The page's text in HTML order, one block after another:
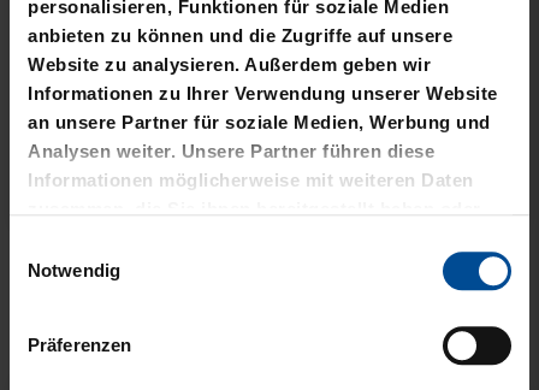
personalisieren, Funktionen für soziale Medien
anbieten zu können und die Zugriffe auf unsere
Website zu analysieren. Außerdem geben wir
Informationen zu Ihrer Verwendung unserer Website
an unsere Partner für soziale Medien, Werbung und
Analysen weiter. Unsere Partner führen diese
Informationen möglicherweise mit weiteren Daten
gesammelt haben.
Notwendig
Präferenzen
HOODIE LOGO BIG NAVY
KIDS 2025
25,00 €
HOODIE NAVY CREME
30 Tage Bestpreis: 35,00 €